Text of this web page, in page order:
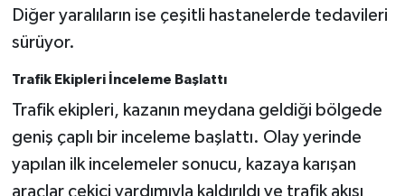
Diğer yaralıların ise çeşitli hastanelerde tedavileri
sürüyor.
Trafik Ekipleri İnceleme Başlattı
Trafik ekipleri, kazanın meydana geldiği bölgede
geniş çaplı bir inceleme başlattı. Olay yerinde
yapılan ilk incelemeler sonucu, kazaya karışan
araçlar çekici yardımıyla kaldırıldı ve trafik akışı
ÇEK GÖNDER
HEDEF2020
OTOMOBİL